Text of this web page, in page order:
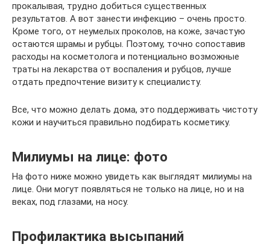
прокалывая, трудно добиться существенных
результатов. А вот занести инфекцию – очень просто.
Кроме того, от неумелых проколов, на коже, зачастую
остаются шрамы и рубцы. Поэтому, точно сопоставив
расходы на косметолога и потенциально возможные
траты на лекарства от воспаления и рубцов, лучше
отдать предпочтение визиту к специалисту.
Все, что можно делать дома, это поддерживать чистоту
кожи и научиться правильно подбирать косметику.
Милиумы на лице: фото
На фото ниже можно увидеть как выглядят милиумы на
лице. Они могут появляться не только на лице, но и на
веках, под глазами, на носу.
Профилактика высыпаний